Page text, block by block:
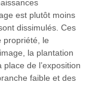
est plutôt moins
dissimulés. Ces
propriété, le
la plantation
de l’exposition
faible et des